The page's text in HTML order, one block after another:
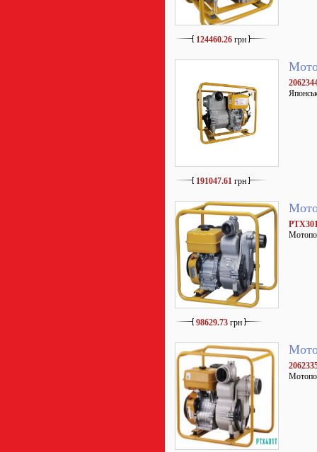
124460.26 грн
191047.61 грн
98629.73 грн